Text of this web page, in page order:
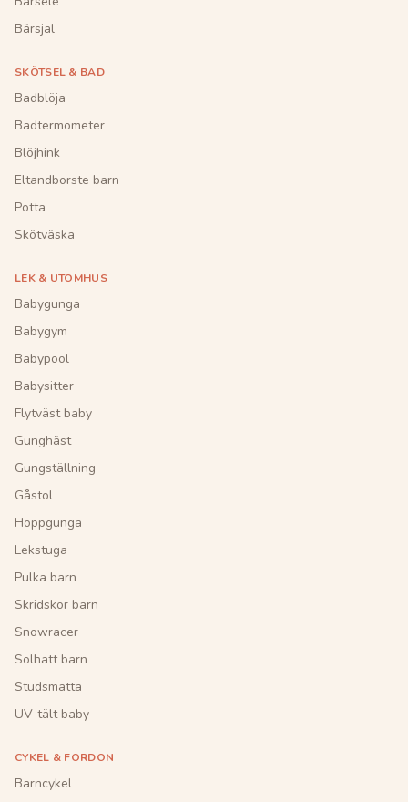
Bärsjal
SKÖTSEL & BAD
Badblöja
Badtermometer
Blöjhink
Eltandborste barn
Potta
Skötväska
LEK & UTOMHUS
Babygunga
Babygym
Babypool
Babysitter
Flytväst baby
Gunghäst
Gungställning
Gåstol
Hoppgunga
Lekstuga
Pulka barn
Skridskor barn
Snowracer
Solhatt barn
Studsmatta
UV-tält baby
CYKEL & FORDON
Barncykel